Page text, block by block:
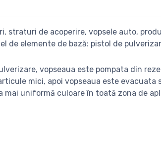
straturi de acoperire, vopsele auto,
de elemente de bază: pistol de
vopseaua este pompata din
mici, apoi vopseaua este evacuata
uniformă culoare în toată zona de